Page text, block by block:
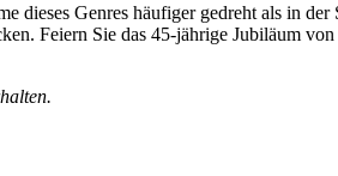
dieses Genres häufiger gedreht als in
Feiern Sie das 45-jährige Jubiläum